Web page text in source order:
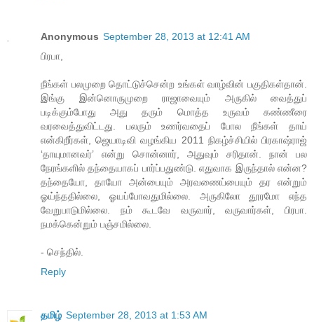
Anonymous September 28, 2013 at 12:41 AM
பிரபா,
நீங்கள் பலமுறை தொட்டுச்சென்ற உங்கள் வாழ்வின் பகுதிகள்தான்.
இங்கு இன்னொருமுறை ராஜாவையும் அருகில் வைத்துப்
படிக்கும்போது அது தரும் மொத்த உருவம் கண்ணீரை
வரவைத்துவிட்டது. பலரும் உணர்வதைப் போல நீங்கள் தாய்
என்கிறீர்கள், ஜெயாடிவி வழங்கிய 2011 நிகழ்ச்சியில் பிரகாஷ்ராஜ்
‘தாயுமானவர்’ என்று சொன்னார், அதுவும் சரிதான். நான் பல
நேரங்களில் தந்தையாகப் பார்ப்பதுண்டு. எதுவாக இருந்தால் என்ன?
தந்தையோ, தாயோ அன்பையும் அரவணைப்பையும் தர என்றும்
ஓய்ந்ததில்லை, ஓயப்போவதுமில்லை. அருகிலோ தூரமோ எந்த
வேறுபாடுமில்லை. நம் கூடவே வருவார், வருவார்கள், பிரபா.
நமக்கென்றும் பஞ்சமில்லை.
- செந்தில்.
Reply
தமிழ் September 28, 2013 at 1:53 AM